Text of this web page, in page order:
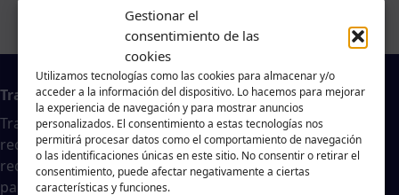
Gestionar el
consentimiento de las
cookies
Utilizamos tecnologías como las cookies para almacenar y/o
acceder a la información del dispositivo. Lo hacemos para mejorar
la experiencia de navegación y para mostrar anuncios
personalizados. El consentimiento a estas tecnologías nos
permitirá procesar datos como el comportamiento de navegación
o las identificaciones únicas en este sitio. No consentir o retirar el
consentimiento, puede afectar negativamente a ciertas
características y funciones.
Trabajo en A Coruña
Traballar na costa es un agregador de noticias
recopiladas de páginas webs, portales de trabajo y
redes sociales, publicadas por empresas o
particulares, no nos responsabilizamos de la veracidad